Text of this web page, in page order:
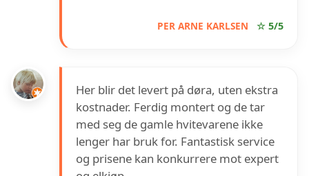
PER ARNE KARLSEN ☆ 5/5
Her blir det levert på døra, uten ekstra
kostnader. Ferdig montert og de tar
med seg de gamle hvitevarene ikke
lenger har bruk for. Fantastisk service
og prisene kan konkurrere mot expert